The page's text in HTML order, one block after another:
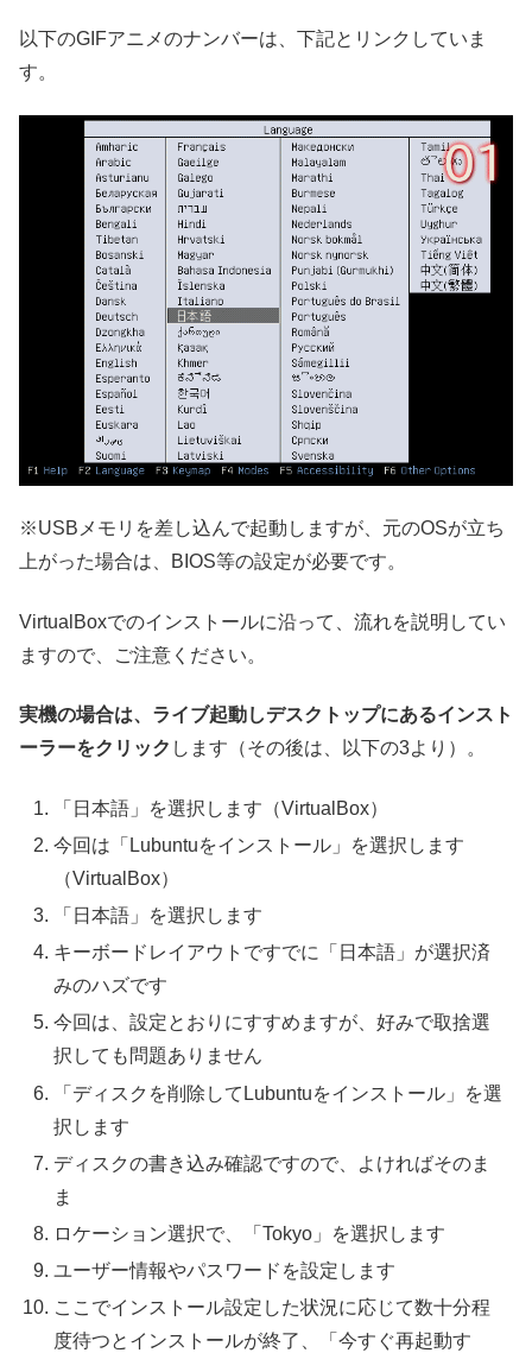
以下のGIFアニメのナンバーは、下記とリンクしていま
す。
※USBメモリを差し込んで起動しますが、元のOSが立ち
上がった場合は、BIOS等の設定が必要です。
VirtualBoxでのインストールに沿って、流れを説明してい
ますので、ご注意ください。
実機の場合は、ライブ起動しデスクトップにあるインスト
ーラーをクリック します（その後は、以下の3より）。
「日本語」を選択します（VirtualBox）
今回は「Lubuntuをインストール」を選択します
（VirtualBox）
「日本語」を選択します
キーボードレイアウトですでに「日本語」が選択済
みのハズです
今回は、設定とおりにすすめますが、好みで取捨選
択しても問題ありません
「ディスクを削除してLubuntuをインストール」を選
択します
ディスクの書き込み確認ですので、よければそのま
ま
ロケーション選択で、「Tokyo」を選択します
ユーザー情報やパスワードを設定します
ここでインストール設定した状況に応じて数十分程
度待つとインストールが終了、「今すぐ再起動す